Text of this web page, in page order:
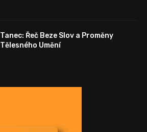
Tanec: Řeč Beze Slov a Proměny
Tělesného Umění